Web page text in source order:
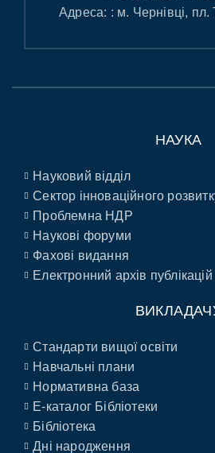
Адреса: : м. Чернівці, пл.
НАУКА
Науковий відділ
Сектор інноваційного
Проблемна НДР
Наукові форуми
Фахові видання
Електронний архів публікацій
Стандарти вищої освіти
Навчальні плани
Нормативна база
E-каталог Бібліотеки
Бібліотека
Дні народження